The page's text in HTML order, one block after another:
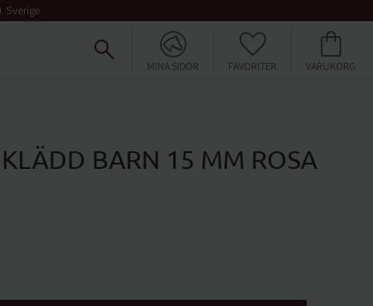
Sverige
MINA SIDOR
FAVORITERKUNDVAGN
BARN 15 MM ROSA